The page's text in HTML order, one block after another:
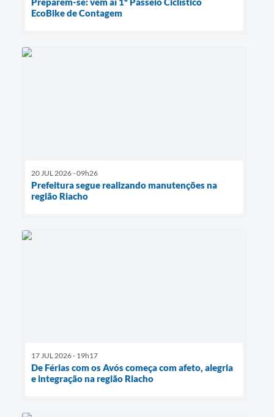
EcoBike de Contagem
20 JUL 2026 - 09h26
Prefeitura segue realizando manutenções na
região Riacho
17 JUL 2026 - 19h17
De Férias com os Avós começa com afeto, alegria
e integração na região Riacho